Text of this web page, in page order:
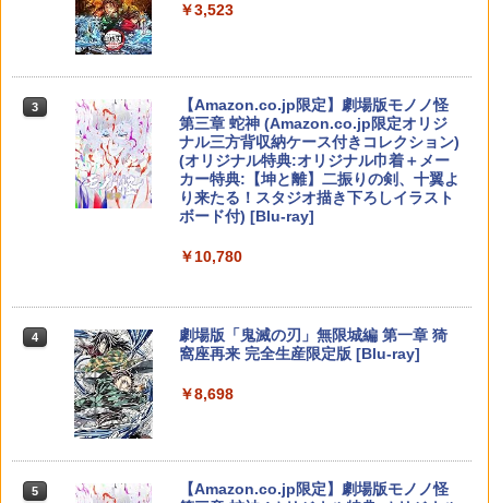
3
ELDEN RING Tarnished Edition 【Swit
ch2】 POT-P-AAF6C
￥7,757
任天堂 スーパー マリオパーティ ジャン
ボリー Nintendo Switch 2 Edition + ジ
ャンボリーTV【Switch 2】 NXSPA7HL
￥7,930
スーパー マリオパーティ ジャンボリー
￥8,170
3
【中古】PS5ソフト ドラゴンクエストVII
￥4,320
【特典】ドラゴンズドグマ 2：ダークア
Lコード)
￥5,090
ジャパン・スペシャル・エディション
￥750
【中古】桃太郎電鉄15 五大ボンビー登
場!の巻
￥857
【中古】Nintendo リングフィット アド
ル・シーニュ】保証期間1週間
]
￥1,369
新劇場版銀魂 -吉原大炎上ー (通常版)【B
lu-ray】 [ 杉田智和 ]
￥4,118
5
アニプレックス ブルーレイディスク
劇場版「鬼滅の刃」無限列車編 通常版
￥4,400
3 Nintendo Switch 2(日本語・国内専用)
￥55,491
ニンテンドープリペイド番号 9000円|オ
ンラインコード版
￥9,000
ニンテンドープリペイド番号 5000円|オ
ンラインコード版
￥7,286
3
【純正品】ディスクドライブ(CFI-ZDD1
J) PlayStation 5
￥11,980
トローラー ミッドナイト ブラック(CFI-
【純正品】DualSense ワイヤレスコン
￥10,737
3
【純正品】Xbox ワイヤレス コントロー
￥8,020
【純正品】Xbox 充電式バッテリー + US
B-C ケーブル
￥2,618
【国内正規品】Thrustmaster スラスト
S5、PS5 Pro、Xbox One、Xbox Serie
￥14,141
￥3,523
3
【Amazon.co.jp限定】劇場版モノノ怪
第三章 蛇神 (Amazon.co.jp限定オリジ
ナル三方背収納ケース付きコレクション)
(オリジナル特典:オリジナル巾着＋メー
カー特典:【坤と離】二振りの剣、十翼よ
り来たる！スタジオ描き下ろしイラスト
ボード付) [Blu-ray]
￥10,780
4
劇場版「鬼滅の刃」無限城編 第一章 猗
窩座再来 完全生産限定版 [Blu-ray]
￥8,698
5
【Amazon.co.jp限定】劇場版モノノ怪